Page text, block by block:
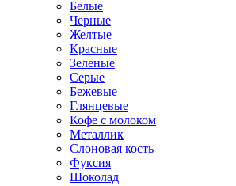
Белые
Черные
Желтые
Красные
Зеленые
Серые
Бежевые
Глянцевые
Кофе с молоком
Металлик
Слоновая кость
Фуксия
Шоколад